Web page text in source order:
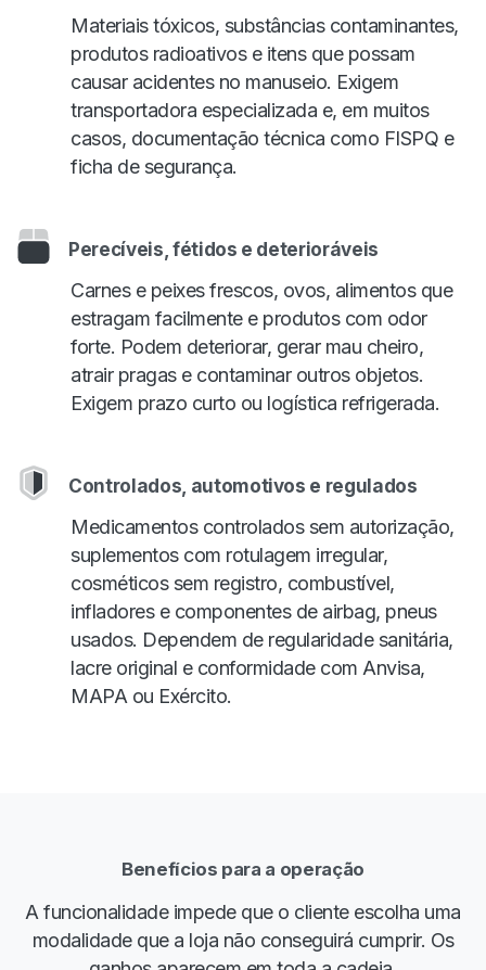
Materiais tóxicos, substâncias contaminantes,
produtos radioativos e itens que possam
causar acidentes no manuseio. Exigem
transportadora especializada e, em muitos
casos, documentação técnica como FISPQ e
ficha de segurança.
Perecíveis, fétidos e deterioráveis
Carnes e peixes frescos, ovos, alimentos que
estragam facilmente e produtos com odor
forte. Podem deteriorar, gerar mau cheiro,
atrair pragas e contaminar outros objetos.
Exigem prazo curto ou logística refrigerada.
Controlados, automotivos e regulados
Medicamentos controlados sem autorização,
suplementos com rotulagem irregular,
cosméticos sem registro, combustível,
infladores e componentes de airbag, pneus
usados. Dependem de regularidade sanitária,
lacre original e conformidade com Anvisa,
MAPA ou Exército.
Benefícios para a operação
A funcionalidade impede que o cliente escolha uma
modalidade que a loja não conseguirá cumprir. Os